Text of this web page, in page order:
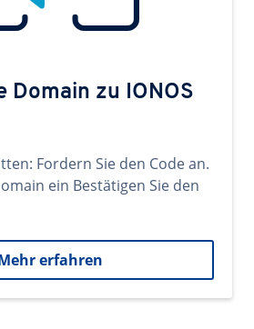
Domain zu IONOS
Fordern Sie den Code an.
ein Bestätigen Sie den
erfahren